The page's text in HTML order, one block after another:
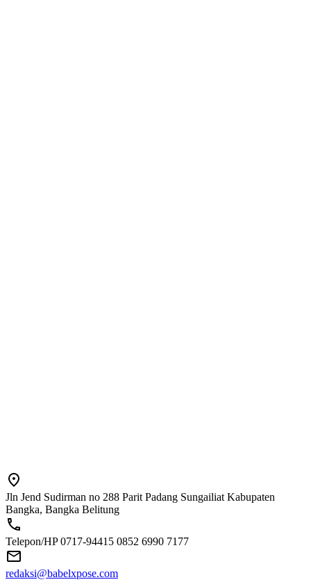
Jln Jend Sudirman no 288 Parit Padang Sungailiat Kabupaten
Bangka, Bangka Belitung
Telepon/HP 0717-94415 0852 6990 7177
redaksi@babelxpose.com